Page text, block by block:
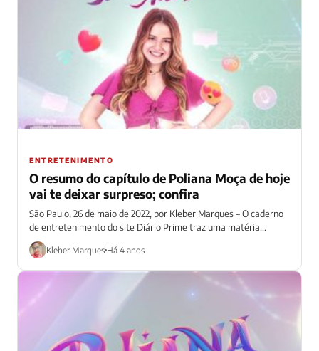
ENTRETENIMENTO
O resumo do capítulo de Poliana Moça de hoje
vai te deixar surpreso; confira
São Paulo, 26 de maio de 2022, por Kleber Marques – O caderno
de entretenimento do site Diário Prime traz uma matéria...
Kleber Marques Há 4 anos